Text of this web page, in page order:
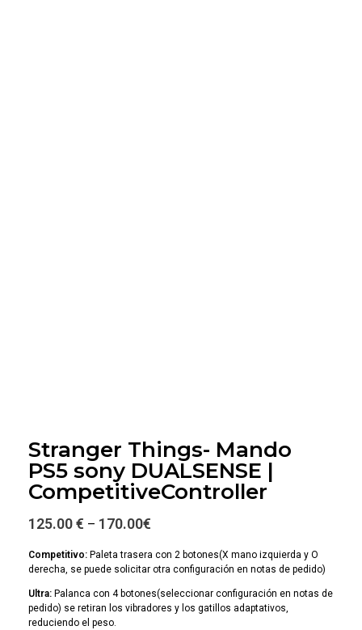
Stranger Things- Mando
PS5 sony DUALSENSE |
CompetitiveController
125.00 € – 170.00€
Competitivo: Paleta trasera con 2 botones(X mano izquierda y O
derecha, se puede solicitar otra configuración en notas de pedido)
Ultra: Palanca con 4 botones(seleccionar configuración en notas de
pedido) se retiran los vibradores y los gatillos adaptativos,
reduciendo el peso.